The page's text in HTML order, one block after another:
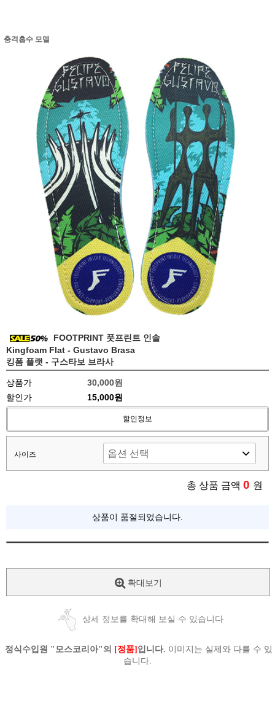
충격흡수 모델
FOOTPRINT 풋프린트 인솔
Kingfoam Flat - Gustavo Brasa
킹폼 플랫 - 구스타보 브라사
상품가
30,000원
할인가
15,000원
할인정보
사이즈
총 상품 금액 0 원
상품이 품절되었습니다.
확대보기
상세 정보를 확대해 보실 수 있습니다
정식수입원 "모스코리아"의 [정품] 입니다. 이미지는 실제와 다를 수 있
습니다.